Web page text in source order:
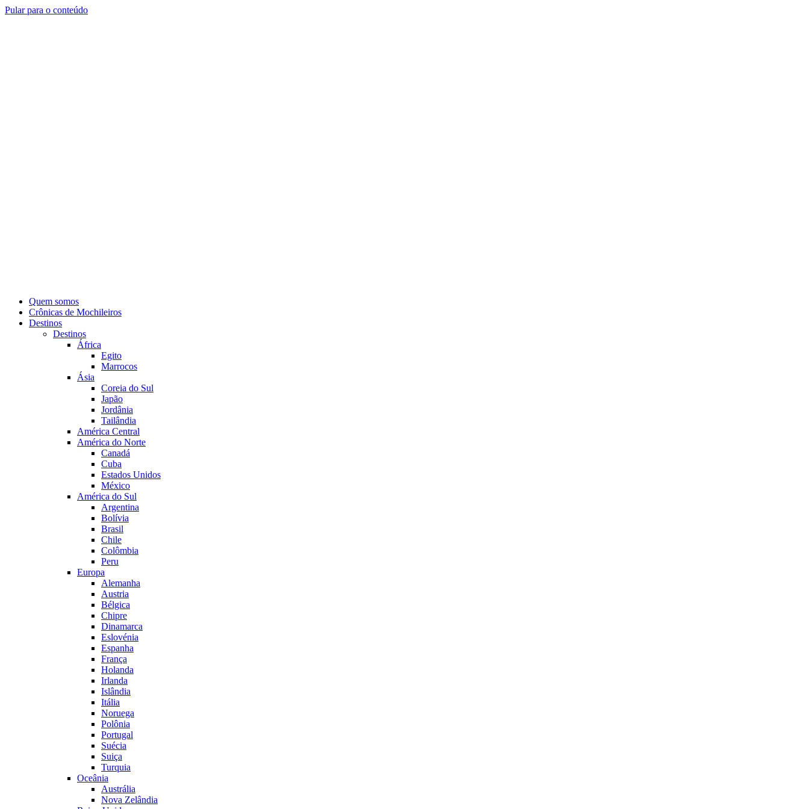
Pular para o conteúdo
Quem somos
Crônicas de Mochileiros
Destinos
Destinos
África
Egito
Marrocos
Ásia
Coreia do Sul
Japão
Jordânia
Tailândia
América Central
América do Norte
Canadá
Cuba
Estados Unidos
México
América do Sul
Argentina
Bolívia
Brasil
Chile
Colômbia
Peru
Europa
Alemanha
Austria
Bélgica
Chipre
Dinamarca
Eslovénia
Espanha
França
Holanda
Irlanda
Islândia
Itália
Noruega
Polônia
Portugal
Suécia
Suiça
Turquia
Oceânia
Austrália
Nova Zelândia